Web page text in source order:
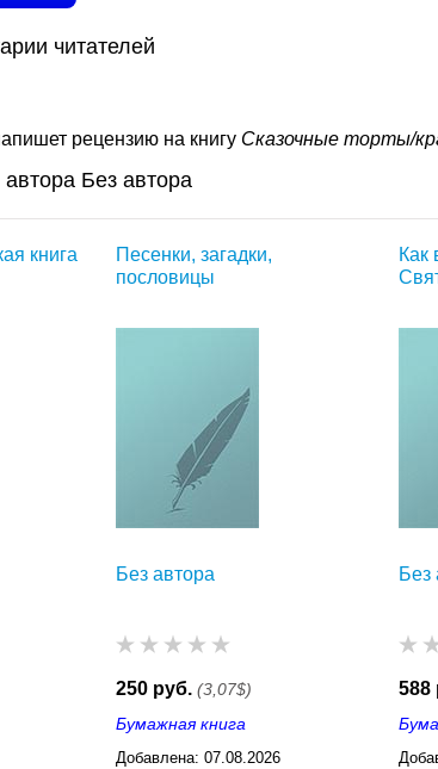
читателей
рецензию на книгу Сказочные торты/
Без автора
книга
Песенки, загадки,
пословицы
Без автора
250 руб. (3,07$)
Бумажная книга
Добавлена: 07.08.2026
Как
Без
588